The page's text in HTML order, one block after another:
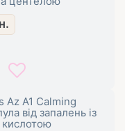
Az A1 Calming
від запалень із
кислотою